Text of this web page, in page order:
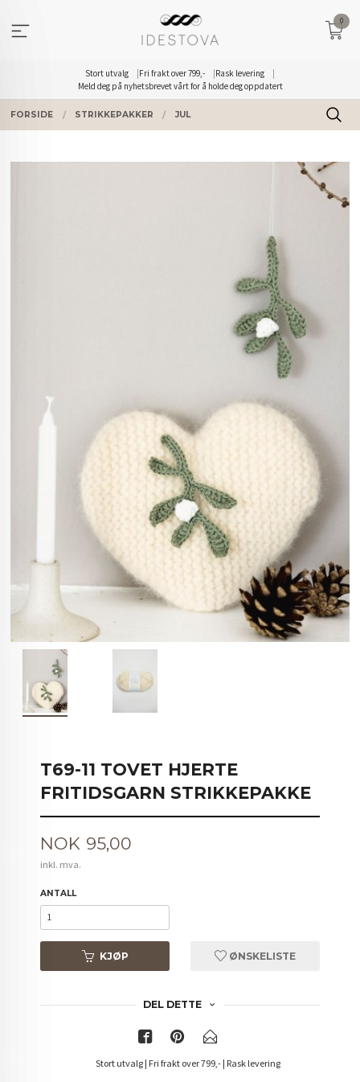
innholdet
Stort utvalg Fri frakt over 799,-
Rask levering
Meld deg på nyhetsbrevet vårt for å holde deg oppdatert
0
FORSIDE STRIKKEPAKKER JUL
T69-11 TOVET HJERTE
FRITIDSGARN STRIKKEPAKKE
Pris
NOK 95,00
inkl. mva.
ANTALL
KJØP ØNSKELISTE
DEL DETTE
Stort utvalg | Fri frakt over 799,- | Rask levering